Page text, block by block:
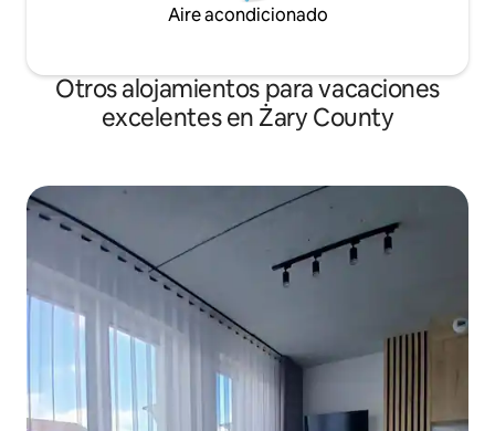
Aire acondicionado
Otros alojamientos para vacaciones
excelentes en Żary County